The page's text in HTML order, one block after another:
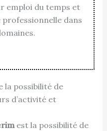
emploi du temps et
dans
la possibilité de
d’activité et
est la possibilité de